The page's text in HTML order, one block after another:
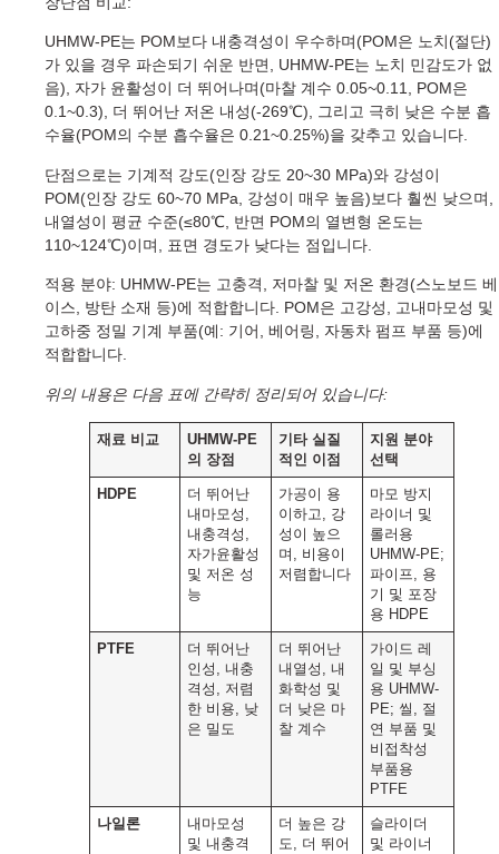
UHMW-PE는 POM보다 내충격성이 우수하며(POM은 노치(절단)
가 있을 경우 파손되기 쉬운 반면, UHMW-PE는 노치 민감도가 없
음), 자가 윤활성이 더 뛰어나며(마찰 계수 0.05~0.11, POM은
0.1~0.3), 더 뛰어난 저온 내성(-269℃), 그리고 극히 낮은 수분 흡
수율(POM의 수분 흡수율은 0.21~0.25%)을 갖추고 있습니다.
단점으로는 기계적 강도(인장 강도 20~30 MPa)와 강성이
POM(인장 강도 60~70 MPa, 강성이 매우 높음)보다 훨씬 낮으며,
내열성이 평균 수준(≤80℃, 반면 POM의 열변형 온도는
110~124℃)이며, 표면 경도가 낮다는 점입니다.
적용 분야: UHMW-PE는 고충격, 저마찰 및 저온 환경(스노보드 베
이스, 방탄 소재 등)에 적합합니다. POM은 고강성, 고내마모성 및
고하중 정밀 기계 부품(예: 기어, 베어링, 자동차 펌프 부품 등)에
적합합니다.
위의 내용은 다음 표에 간략히 정리되어 있습니다:
재료 비교
UHMW-PE
의 장점
기타 실질
적인 이점
지원 분야
선택
HDPE
더 뛰어난
내마모성,
내충격성,
자가윤활성
및 저온 성
능
가공이 용
이하고, 강
성이 높으
며, 비용이
저렴합니다
마모 방지
라이너 및
롤러용
UHMW-PE;
파이프, 용
기 및 포장
용 HDPE
PTFE
더 뛰어난
인성, 내충
격성, 저렴
한 비용, 낮
은 밀도
더 뛰어난
내열성, 내
화학성 및
더 낮은 마
찰 계수
가이드 레
일 및 부싱
용 UHMW-
PE; 씰, 절
연 부품 및
비접착성
부품용
PTFE
나일론
내마모성
및 내충격
더 높은 강
도, 더 뛰어
슬라이더
및 라이너